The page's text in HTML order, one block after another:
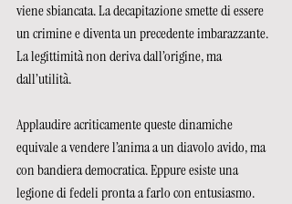
viene sbiancata. La decapitazione smette di essere
un crimine e diventa un precedente imbarazzante.
La legittimità non deriva dall’origine, ma
dall’utilità.
Applaudire acriticamente queste dinamiche
equivale a vendere l’anima a un diavolo avido, ma
con bandiera democratica. Eppure esiste una
legione di fedeli pronta a farlo con entusiasmo.